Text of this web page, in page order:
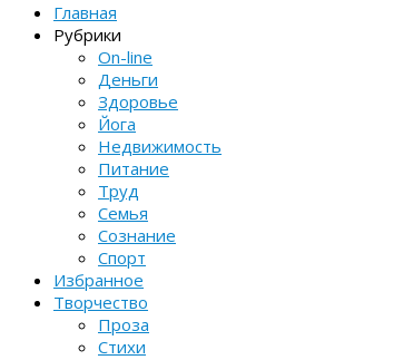
Главная
Рубрики
On-line
Деньги
Здоровье
Йога
Недвижимость
Питание
Труд
Семья
Сознание
Спорт
Избранное
Творчество
Проза
Стихи